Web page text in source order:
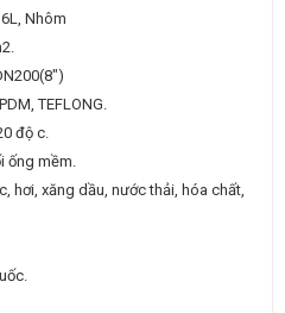
Nhôm
TEFLONG.
độ c.
ống mềm.
hơi, xăng dầu, nước thải, hóa chất,